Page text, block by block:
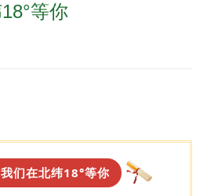
等你
们在北纬18°等你